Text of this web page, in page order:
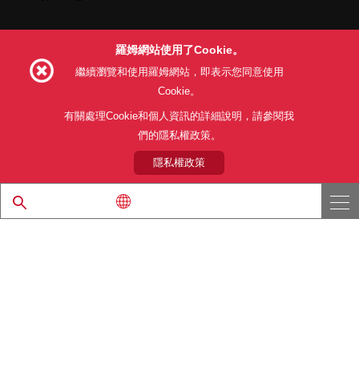
利用目的 隱私權政策
關於本公司產品銷售之標準條款(PDF)
© 1997 - 2026 ROHM CO., LTD. ALL RIGHTS RESERVED.
羅姆網站使用了Cookie。
繼續瀏覽和使用羅姆網站，即表示您同意使用
Cookie。
有關處理Cookie和個人資訊的詳細說明，請參閱我
們的隱私權政策。
隱私權政策